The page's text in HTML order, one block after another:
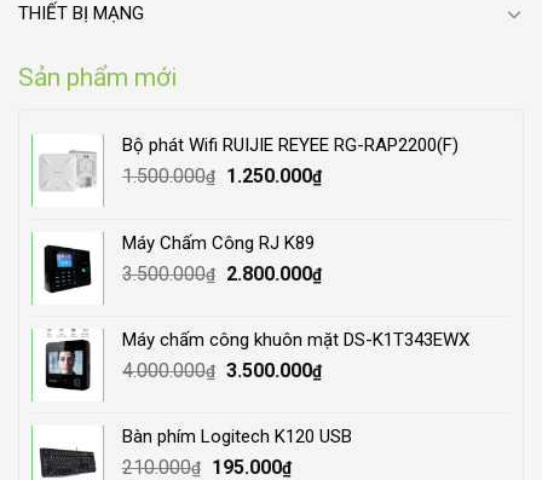
THIẾT BỊ MẠNG
Sản phẩm mới
Bộ phát Wifi RUIJIE REYEE RG-RAP2200(F)
1.500.000₫
Original
1.500.000₫.
1.250.000₫Current
Máy Chấm Công RJ K89
3.500.000₫
Original
3.500.000₫.
2.800.000₫Current
2.800.000₫.
Máy chấm công khuôn mặt DS-K1T343EWX
4.000.000₫ Original
4.000.000₫.
3.500.000₫Current
3.500.000₫.
Bàn phím Logitech K120 USB
210.000₫
Original
195.000₫Current